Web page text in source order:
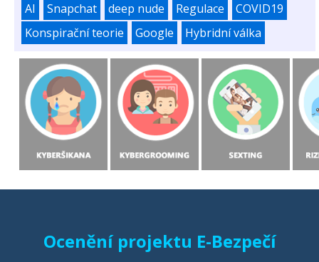
AI
Snapchat deep nude Regulace
COVID19
Konspirační teorie
Google Hybridní válka
Ocenění projektu E-Bezpečí